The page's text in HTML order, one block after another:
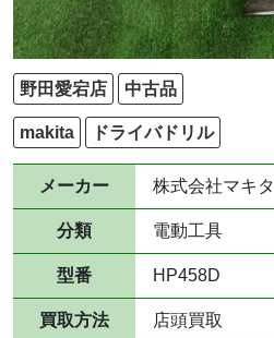
野田愛宕店 中古品
makita ドライバドリル
メーカー 株式会社マキタ
分類 電動工具
型番 HP458D
買取方法 店頭買取